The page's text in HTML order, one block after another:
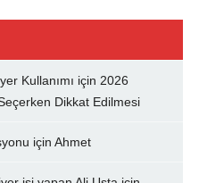
Kullanımı için 2026
Dikkat Edilmesi
için Ahmet